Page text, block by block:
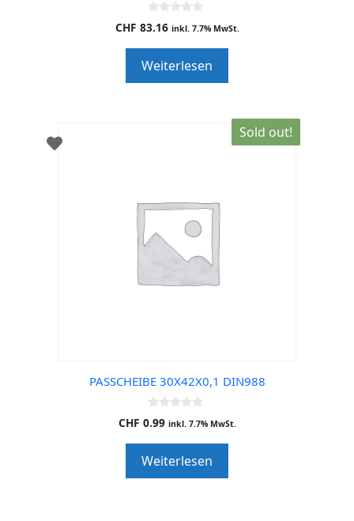
0
o
o
f
5
CHF 83.16 inkl. 7.7% MwSt.
Weiterlesen
Sold out!
PASSCHEIBE 30X42X0,1 DIN988
0
o
o
f
5
CHF 0.99 inkl. 7.7% MwSt.
Weiterlesen